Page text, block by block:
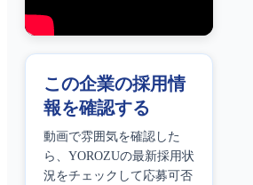
この企業の採用情
報を確認する
動画で雰囲気を確認した
ら、 YOROZUの最新採用状
況をチェックして応募可否